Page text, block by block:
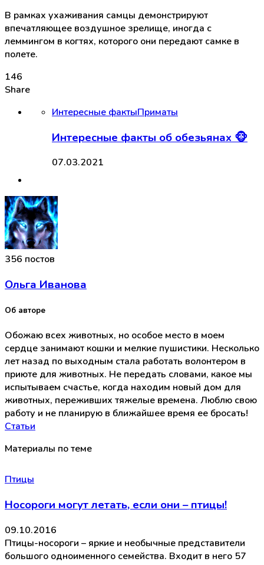
В рамках ухаживания самцы демонстрируют
впечатляющее воздушное зрелище, иногда с
леммингом в когтях, которого они передают самке в
полете.
146
Share
Интересные фактыПриматы
Интересные факты об обезьянах 🐵
07.03.2021
356 постов
Ольга Иванова
Об авторе
Обожаю всех животных, но особое место в моем
сердце занимают кошки и мелкие пушистики. Несколько
лет назад по выходным стала работать волонтером в
приюте для животных. Не передать словами, какое мы
испытываем счастье, когда находим новый дом для
животных, переживших тяжелые времена. Люблю свою
работу и не планирую в ближайшее время ее бросать!
Статьи
Материалы по теме
Птицы
Носороги могут летать, если они – птицы!
09.10.2016
Птицы-носороги – яркие и необычные представители
большого одноименного семейства. Входит в него 57